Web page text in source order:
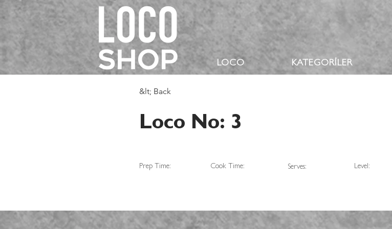
LOCO KATEGORİLER
&lt; Back
Loco No: 3
Prep Time: Cook Time: Serves: Level: